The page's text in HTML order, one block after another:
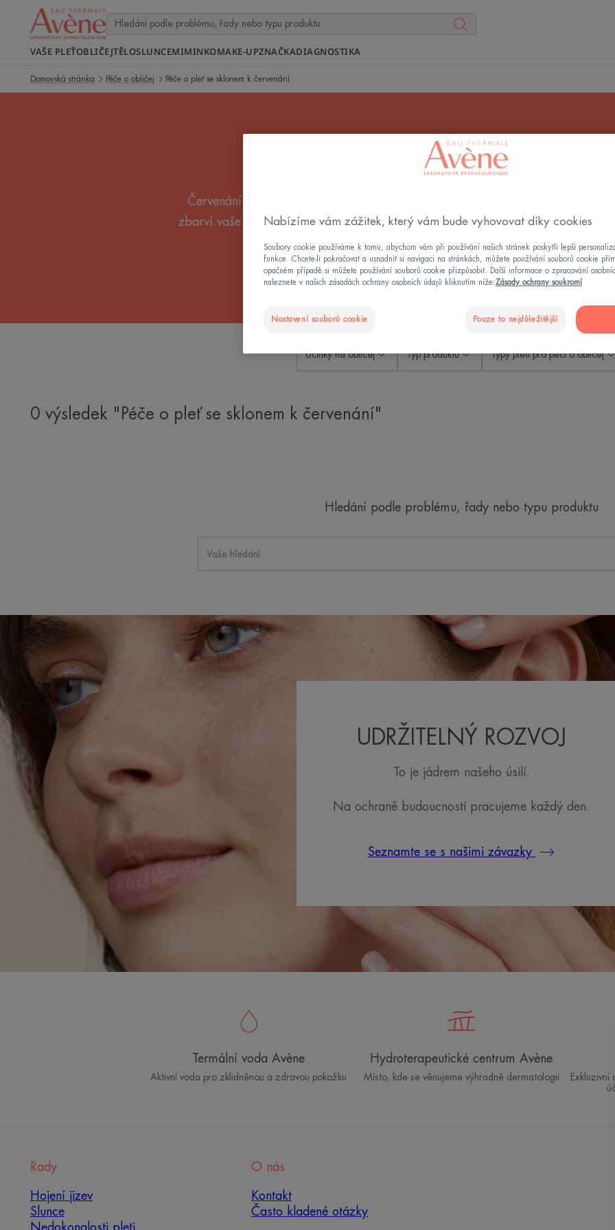
VAŠE PLEŤOBLIČEJTĚLOSLUNCEMIMINKOMAKE-UPZNAČKADIAGNOSTIKA
Domovská stránka Péče o obličej Péče o pleť se sklonem k červenání
Péče o pleť se sklonem k
Červenání obličeje: jeden druh způsobuje jen malé zarudnutí, zarudnutí kolem
zbarví vaše tváře jako květ vlčího máku. Jak zmírnit zarudnutí obličeje? S
sklonem k červenání.
Účinky na obličej Typ produktu Typy pleti pro péči o obličej
0 výsledek "Péče o pleť se sklonem k červenání"
Hledání podle problému, řady nebo typu produktu
UDRŽITELNÝ ROZVOJ
To je jádrem našeho úsilí.
Na ochraně budoucnosti pracujeme každý den.
Seznamte se s našimi závazky
Termální voda Avène
Aktivní voda pro zklidněnou a zdravou pokožku
Hydroterapeutické centrum Avène
Místo, kde se věnujeme výhradně dermatologii
Exkluzivní
Rady
Hojení jizev
Slunce
O nás
Kontakt
Často kladené otázky
Nabízíme vám zážitek, který vám bude vyhovovat díky cookies
Soubory cookie používáme k tomu, abychom vám při používání našich stránek poskytli lepší
funkce. Chcete-li pokračovat a usnadnit si navigaci na stránkách, můžete používání souborů cookie
opačném případě si můžete používání souborů cookie přizpůsobit. Další informace o zpracování
naleznete v našich zásadách ochrany osobních údajů kliknutím níže:Zásady ochrany soukromí
Nastavení souborů cookie Pouze to nejdůležitější